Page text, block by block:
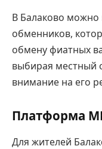
В Балаково можно
обменников,
обмену фиатных
выбирая местный
внимание на его
Платформа
Для жителей